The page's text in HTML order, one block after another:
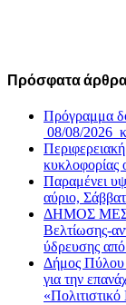
Πρόσφατα
Πρόγραμμα
08/08/2026
κυκλοφορίας
Παραμένει
αύριο,
ΔΗΜΟΣ
Βελτίωσης-
ύδρευσης
Δήμος Πύλου
για την